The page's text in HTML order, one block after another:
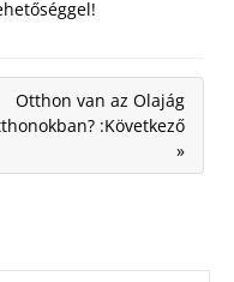
Otthon van az Olajág
:Következő
»